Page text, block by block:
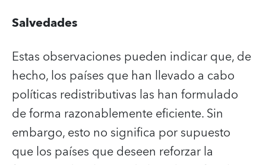
Salvedades
Estas observaciones pueden indicar que, de
hecho, los países que han llevado a cabo
políticas redistributivas las han formulado
de forma razonablemente eficiente. Sin
embargo, esto no significa por supuesto
que los países que deseen reforzar la